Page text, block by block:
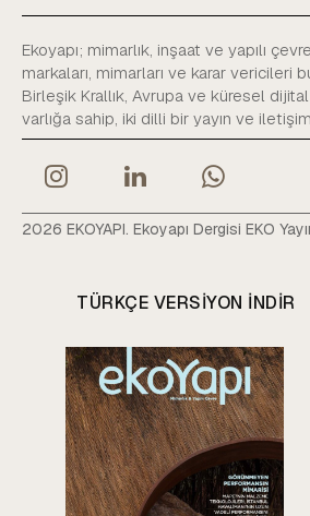
Ekoyapı; mimarlık, inşaat ve yapılı
markaları, mimarları ve karar vericileri
Birleşik Krallık, Avrupa ve küresel
varlığa sahip, iki dilli bir yayın ve
2026 EKOYAPI. Ekoyapı Dergisi EKO
TÜRKÇE VERSIYON INDIR